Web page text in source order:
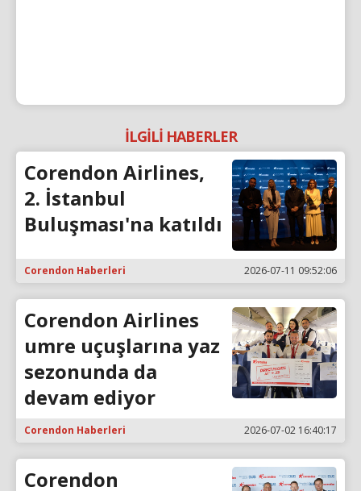
İLGİLİ HABERLER
Corendon Airlines,
2. İstanbul
Buluşması'na katıldı
Corendon Haberleri 2026-07-11 09:52:06
Corendon Airlines
umre uçuşlarına yaz
sezonunda da
devam ediyor
Corendon Haberleri 2026-07-02 16:40:17
Corendon